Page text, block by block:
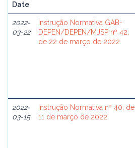
Date
2022-
03-22
Instrução Normativa GAB-
DEPEN/DEPEN/MJSP nº 42,
de 22 de março de 2022
2022-
03-15
Instrução Normativa nº 40, de
11 de março de 2022